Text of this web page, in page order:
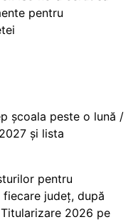
pentru
școala peste o lună /
și lista
pentru
județ, după
2026 pe